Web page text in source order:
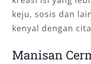
keju, sosis dan
kenyal dengan
Manisan